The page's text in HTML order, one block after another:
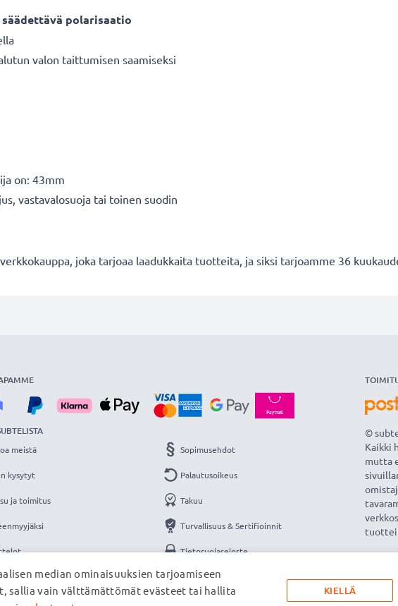
polarisaatio
valon taittumisen saamiseksi
on: 43mm
vastavalosuoja tai toinen suodin
joka tarjoaa laadukkaita tuotteita, ja siksi tarjoamme 36
meistä
kysytyt
ja toimitus
Sopimusehdot
Palautusoikeus
Takuu
Turvallisuus & Sertifioinnit
Tietosuojaseloste
Yritystiedot
©
Kaikki
mutta
median ominaisuuksien tarjoamiseen
sallia vain välttämättömät evästeet tai hallita
KIELLÄ